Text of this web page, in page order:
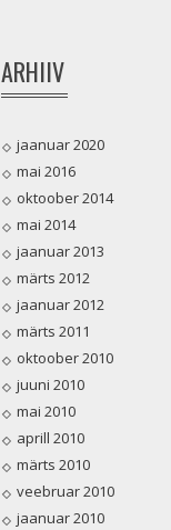
ARHIIV
jaanuar 2020
mai 2016
oktoober 2014
mai 2014
jaanuar 2013
märts 2012
jaanuar 2012
märts 2011
oktoober 2010
juuni 2010
mai 2010
aprill 2010
märts 2010
veebruar 2010
jaanuar 2010